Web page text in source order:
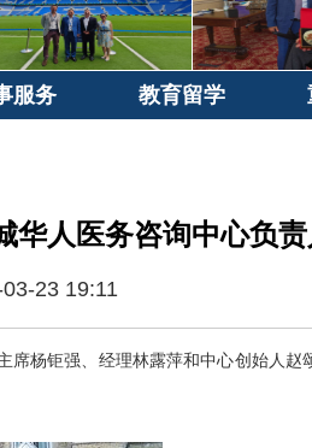
服务 教育留学
华人医务咨询中心负责
23 19:11
杨钜强、经理林露萍和中心创始人赵